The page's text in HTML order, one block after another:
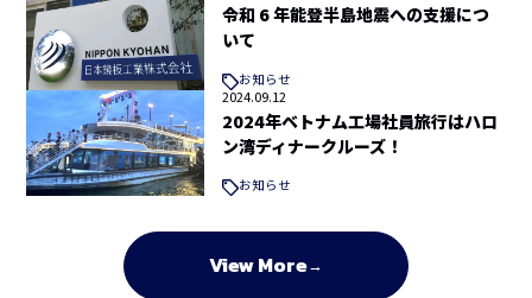
令和 6 年能登半島地震への支援につ
いて
お知らせ
2024.09.12
2024年ベトナム工場社員旅行はハロ
ン湾ディナークルーズ！
お知らせ
View More